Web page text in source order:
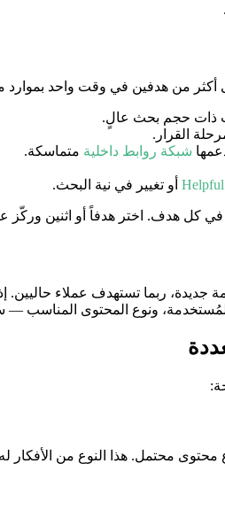
أكثر من هدفين في وقت واحد
ذات حجم بحث عالٍ.
القرار.
شبكة روابط داخلية متماسكة.
أو تغيير في نية البحث.
كل هدف. اختر هدفاً أو اثنين وركّز
ربما تستهدف عملاء حاليين.
المُستخدمة، ونوع المحتوى المناسب —
محتمل. هذا النوع من الأفكار